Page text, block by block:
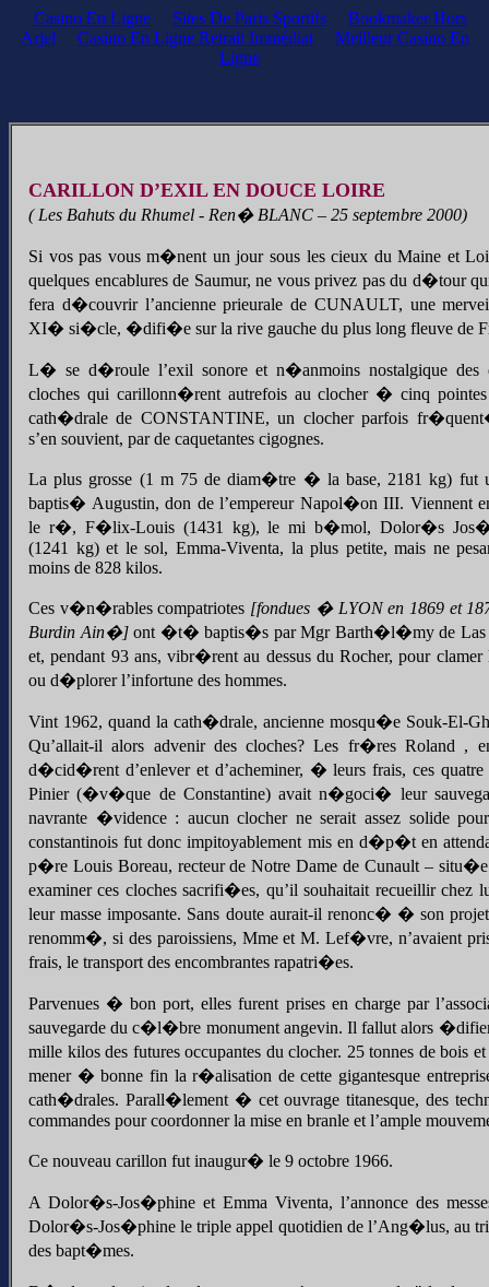
Casino En Ligne Sites De Paris Sportifs
Bookmaker Hors
Arjel
Casino En Ligne Retrait Immédiat
Meilleur Casino En
Ligne
CARILLON D’EXIL EN DOUCE LOIRE
( Les Bahuts du Rhumel - Ren� BLANC – 25 septembre 2000)
Si vos pas vous m�nent un jour sous les cieux du Maine et
quelques encablures de Saumur, ne vous privez pas du d�tour
fera d�couvrir l’ancienne prieurale de CUNAULT, une
XI� si�cle, �difi�e sur la rive gauche du plus long fleuve de
L� se d�roule l’exil sonore et n�anmoins nostalgique des
cloches qui carillonn�rent autrefois au clocher � cinq
cath�drale de CONSTANTINE, un clocher parfois
s’en souvient, par de caquetantes cigognes.
La plus grosse (1 m 75 de diam�tre � la base, 2181 kg) fut
baptis� Augustin, don de l’empereur Napol�on III. Viennent
le r�, F�lix-Louis (1431 kg), le mi b�mol, Dolor�s
(1241 kg) et le sol, Emma-Viventa, la plus petite, mais ne
moins de 828 kilos.
Ces v�n�rables compatriotes [fondues � LYON en 1869 et
Burdin Ain�] ont �t� baptis�s par Mgr Barth�l�my de Las
et, pendant 93 ans, vibr�rent au dessus du Rocher, pour clamer
ou d�plorer l’infortune des hommes.
Vint 1962, quand la cath�drale, ancienne mosqu�e Souk-
Qu’allait-il alors advenir des cloches? Les fr�res Roland ,
d�cid�rent d’enlever et d’acheminer, � leurs frais, ces
Pinier (�v�que de Constantine) avait n�goci� leur
navrante �vidence : aucun clocher ne serait assez solide
constantinois fut donc impitoyablement mis en d�p�t en
p�re Louis Boreau, recteur de Notre Dame de Cunault –
examiner ces cloches sacrifi�es, qu’il souhaitait recueillir
leur masse imposante. Sans doute aurait-il renonc� � son
renomm�, si des paroissiens, Mme et M. Lef�vre, n’avaient
frais, le transport des encombrantes rapatri�es.
Parvenues � bon port, elles furent prises en charge par
sauvegarde du c�l�bre monument angevin. Il fallut alors �difier
mille kilos des futures occupantes du clocher. 25 tonnes de bois
mener � bonne fin la r�alisation de cette gigantesque
cath�drales. Parall�lement � cet ouvrage titanesque, des
commandes pour coordonner la mise en branle et l’ample
Ce nouveau carillon fut inaugur� le 9 octobre 1966.
A Dolor�s-Jos�phine et Emma Viventa, l’annonce des
Dolor�s-Jos�phine le triple appel quotidien de l’Ang�lus, au
des bapt�mes.